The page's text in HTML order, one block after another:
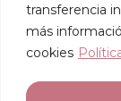
transferencia
más
cookies